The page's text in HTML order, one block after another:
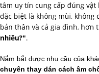
tâm uy tín cung cấp đúng
đặc biệt là không mùi, không
bản thân và cả gia đình, hơn
nhiêu?".
Nắm bắt được nhu cầu của
chuyên thay dán cách âm